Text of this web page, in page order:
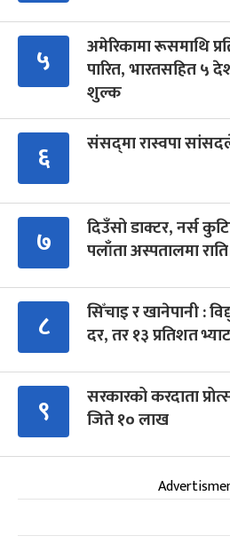
५
अमेरिकामा रूसमाथि
पारित, भारतसहित ५
शुल्क
६ संसद्‍मा रास्वपा
७
दिउँसो डाक्टर, नर्स
पलाँता अस्पतालमा
८
सिँचाइ र खानेपानी :
दर, तर १३ प्रतिशत
९
सरकारको करदाता
जिते १० लाख